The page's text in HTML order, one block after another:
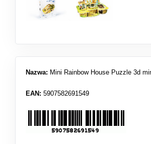
Nazwa: Mini Rainbow House Puzzle 3d
EAN: 5907582691549